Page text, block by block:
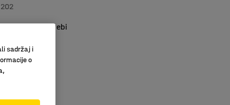
prema potrebi
ključevima
sadržaj i
o